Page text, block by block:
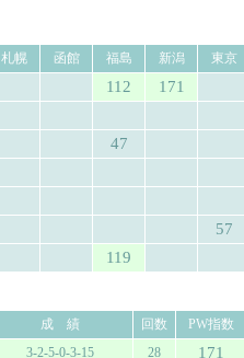
札幌 函館 福島 新潟
東京
112 171
47
57
119
成 績 回数
PW指数
3-2-5-0-3-15 28 171